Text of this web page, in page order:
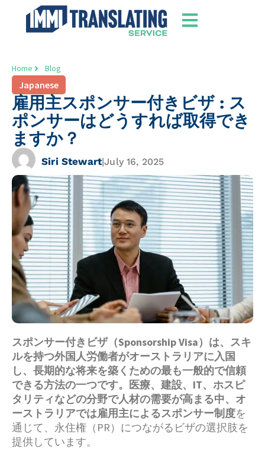
Home Blog
Japanese
雇用主スポンサー付きビザ : ス
ポンサーはどうすれば取得でき
ますか？
Siri Stewart|July 16, 2025
スポンサー付きビザ（Sponsorship Visa）は、スキ
ルを持つ外国人労働者がオーストラリアに入国
し、長期的な将来を築くための最も一般的で信頼
できる方法の一つです。医療、建設、IT、ホスピ
タリティなどの分野で人材の需要が高まる中、オ
ーストラリアでは雇用主によるスポンサー制度を
通じて、永住権（PR）につながるビザの選択肢を
提供しています。